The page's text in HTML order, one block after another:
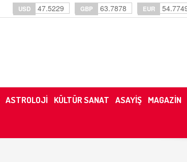
USD 47.5229 GBP 63.7878 EUR
ASTROLOJİ KÜLTÜR SANAT ASAYİŞ MAGAZİN